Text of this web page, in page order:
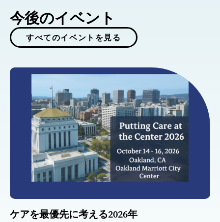
今後のイベント
すべてのイベントを見る
ケアを最優先に考える2026年